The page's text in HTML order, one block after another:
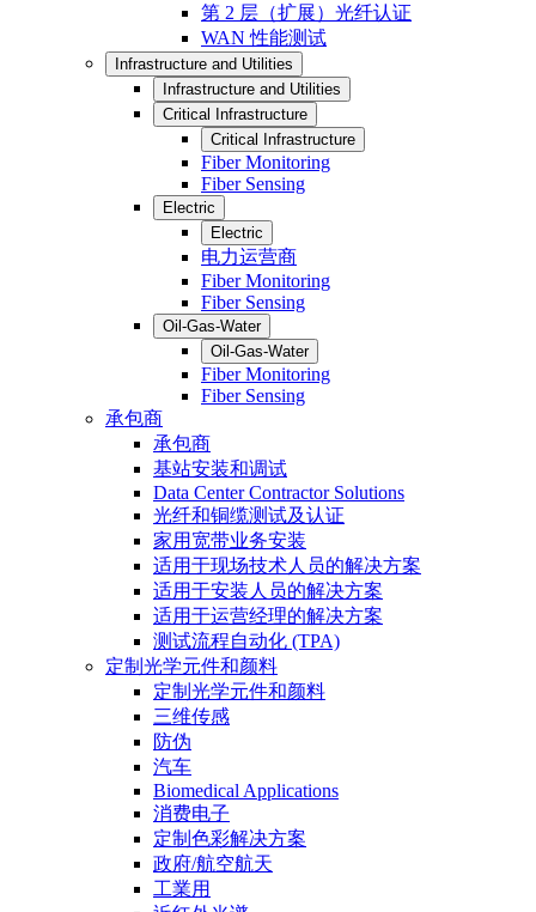
第 2 层（扩展）光纤认证
WAN 性能测试
Infrastructure and Utilities
Infrastructure and Utilities
Critical Infrastructure
Critical Infrastructure
Fiber Monitoring
Fiber Sensing
Electric
Electric
电力运营商
Fiber Monitoring
Fiber Sensing
Oil-Gas-Water
Oil-Gas-Water
Fiber Monitoring
Fiber Sensing
承包商
承包商
基站安装和调试
Data Center Contractor Solutions
光纤和铜缆测试及认证
家用宽带业务安装
适用于现场技术人员的解决方案
适用于安装人员的解决方案
适用于运营经理的解决方案
测试流程自动化 (TPA)
定制光学元件和颜料
定制光学元件和颜料
三维传感
防伪
汽车
Biomedical Applications
消费电子
定制色彩解决方案
政府/航空航天
工業用